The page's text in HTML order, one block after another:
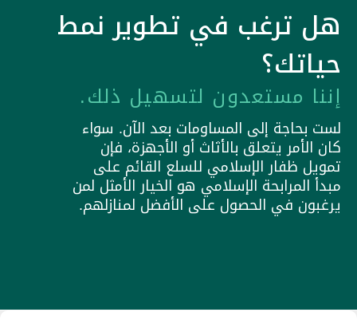
هل ترغب في تطوير نمط
حياتك؟
إننا مستعدون لتسهيل ذلك.
لست بحاجة إلى المساومات بعد الآن. سواء
كان الأمر يتعلق بالأثاث أو الأجهزة، فإن
تمويل ظفار الإسلامي للسلع القائم على
مبدأ المرابحة الإسلامي هو الخيار الأمثل لمن
يرغبون في الحصول على الأفضل لمنازلهم.